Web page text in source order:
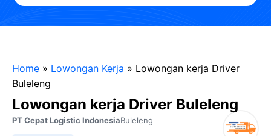
Home » Lowongan Kerja » Lowongan kerja Driver
Buleleng
Lowongan kerja Driver Buleleng
PT Cepat Logistic IndonesiaBuleleng